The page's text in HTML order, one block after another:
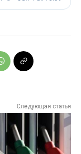
Следующая статья